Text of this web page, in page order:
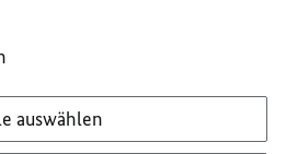
auswählen